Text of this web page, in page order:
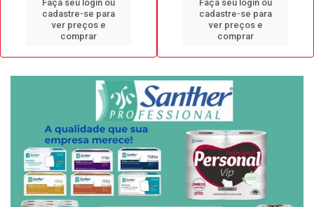
Faça seu login ou
cadastre-se para
ver preços e
comprar
Faça seu login ou
cadastre-se para
ver preços e
comprar